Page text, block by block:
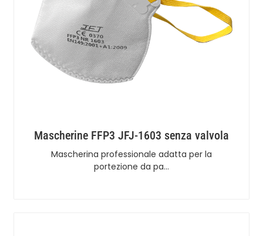
Mascherine FFP3 JFJ-1603 senza valvola
Mascherina professionale adatta per la
portezione da pa…